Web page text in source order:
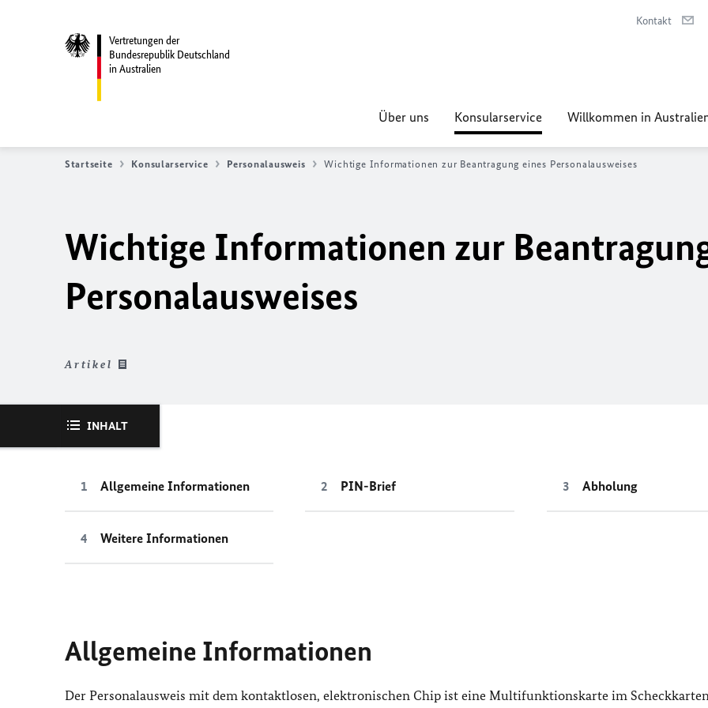
Vertretungen der
Bundesrepublik Deutschland
in Australien
Kontakt
Über uns Konsularservice Willkommen in
Startseite Konsularservice Personalausweis Wichtige Informationen zur Beantragung eines Personalausweises
Wichtige Informationen zur
Personalausweises
Artikel
INHALT
Allgemeine Informationen PIN-Brief Abholung
Weitere Informationen
Allgemeine Informationen
Der Personalausweis mit dem kontaktlosen, elektronischen Chip ist eine Multifunktionskarte im